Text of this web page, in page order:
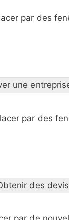
par des
une
par des
des devis